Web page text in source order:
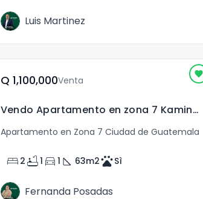
Luis Martinez
Q	1,100,000Venta
Vendo Apartamento en zona 7 Kaminal Juyu I
Apartamento en Zona 7 Ciudad de Guatemala
bed 2 bathtub1 directions_car 1 square_foot 63m2petsSì
Fernanda Posadas